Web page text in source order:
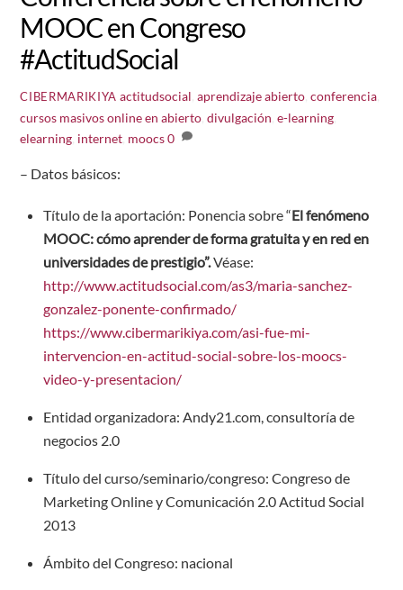
MOOC en Congreso
#ActitudSocial
CIBERMARIKIYA actitudsocial aprendizaje abierto, conferencia,
cursos masivos online en abierto ,divulgación ,e-learning
elearning internet moocs 0
– Datos básicos:
Título de la aportación: Ponencia sobre “El fenómeno
MOOC: cómo aprender de forma gratuita y en red en
universidades de prestigio”.Véase:
http://www.actitudsocial.com/as3/maria-sanchez-
gonzalez-ponente-confirmado/
https://www.cibermarikiya.com/asi-fue-mi-
intervencion-en-actitud-social-sobre-los-moocs-
video-y-presentacion/
Entidad organizadora: Andy21.com, consultoría de
negocios 2.0
Título del curso/seminario/congreso: Congreso de
Marketing Online y Comunicación 2.0 Actitud Social
2013
Ámbito del Congreso: nacional